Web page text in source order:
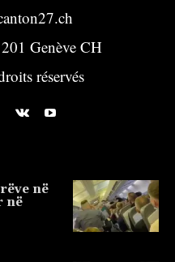
Genève CH
réservés
në
në